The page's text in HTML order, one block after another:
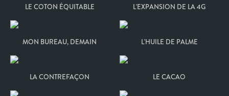
LE COTON ÉQUITABLE L'EXPANSION DE LA 4G
MON BUREAU, DEMAIN L'HUILE DE PALME
LA CONTREFAÇON LE CACAO